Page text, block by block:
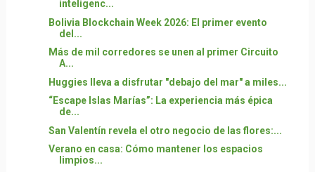
inteligenc...
Bolivia Blockchain Week 2026: El primer evento
del...
Más de mil corredores se unen al primer Circuito
A...
Huggies lleva a disfrutar "debajo del mar" a miles...
“Escape Islas Marías”: La experiencia más épica
de...
San Valentín revela el otro negocio de las flores:...
Verano en casa: Cómo mantener los espacios
limpios...